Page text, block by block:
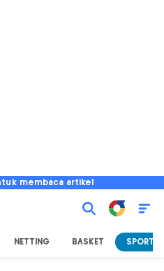
membaca artikel
NETTING BASKET SPORT